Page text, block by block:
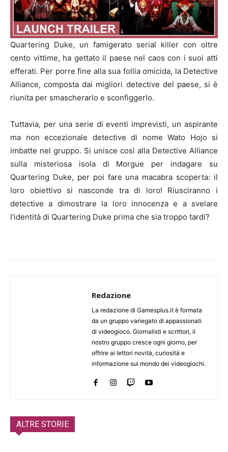
Quartering Duke, un famigerato serial killer con oltre
cento vittime, ha gettato il paese nel caos con i suoi atti
efferati. Per porre fine alla sua follia omicida, la Detective
Alliance, composta dai migliori detective del paese, si è
riunita per smascherarlo e sconfiggerlo.
Tuttavia, per una serie di eventi imprevisti, un aspirante
ma non eccezionale detective di nome Wato Hojo si
imbatte nel gruppo. Si unisce così alla Detective Alliance
sulla misteriosa isola di Morgue per indagare su
Quartering Duke, per poi fare una macabra scoperta: il
loro obiettivo si nasconde tra di loro! Riusciranno i
detective a dimostrare la loro innocenza e a svelare
l’identità di Quartering Duke prima che sia troppo tardi?
Redazione
La redazione di Gamesplus.it è formata
da un gruppo variegato di appassionati
di videogioco. Giornalisti e scrittori, il
nostro gruppo cresce ogni giorno, per
offrire ai lettori novità, curiosità e
informazione sul mondo dei videogiochi.
ALTRE STORIE